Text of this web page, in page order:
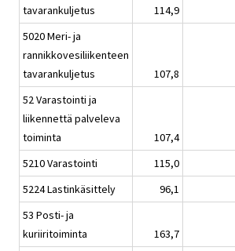
tavarankuljetus
114,9
5020 Meri- ja
rannikkovesiliikenteen
tavarankuljetus
107,8
52 Varastointi ja
liikennettä palveleva
toiminta
107,4
5210 Varastointi
115,0
5224 Lastinkäsittely
96,1
53 Posti- ja
kuriiritoiminta
163,7